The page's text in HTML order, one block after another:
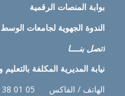
بوابة المنصات الرقمية
الندوة الجهوية لجامعات الوسط
اتصل بنــــا
نيابة المديرية المكلفة
الهاتف / الفاكس 05 01 38 24 (+213)